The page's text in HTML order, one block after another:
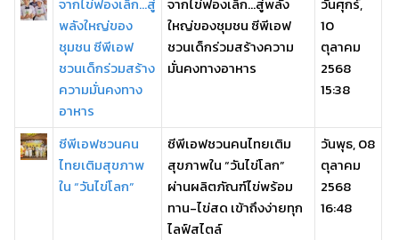
พลังใหญ่ของ
ชุมชน ซีพีเอฟ
ชวนเด็กร่วมสร้าง
ความมั่นคงทาง
อาหาร
ใหญ่ของชุมชน ซีพีเอฟ
ชวนเด็กร่วมสร้างความ
มั่นคงทางอาหาร
10
ตุลาคม
2568
15:38
ซีพีเอฟชวนคน
ไทยเติมสุขภาพ
ใน “วันไข่โลก”
ซีพีเอฟชวนคนไทยเติม
สุขภาพใน “วันไข่โลก”
ผ่านผลิตภัณฑ์ไข่พร้อม
ทาน-ไข่สด เข้าถึงง่ายทุก
ไลฟ์สไตล์
วันพุธ, 08
ตุลาคม
2568
16:48